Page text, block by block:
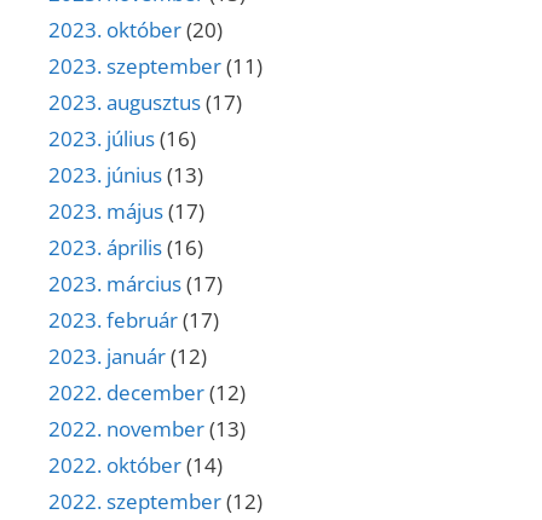
2023. október(20)
2023. szeptember(11)
2023. augusztus(17)
2023. július(16)
2023. június(13)
2023. május(17)
2023. április(16)
2023. március(17)
2023. február(17)
2023. január(12)
2022. december(12)
2022. november(13)
2022. október(14)
2022. szeptember(12)